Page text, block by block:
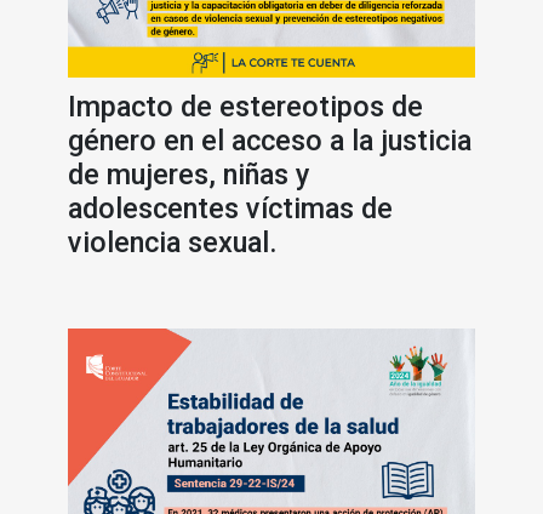
Impacto de estereotipos de
género en el acceso a la justicia
de mujeres, niñas y
adolescentes víctimas de
violencia sexual.